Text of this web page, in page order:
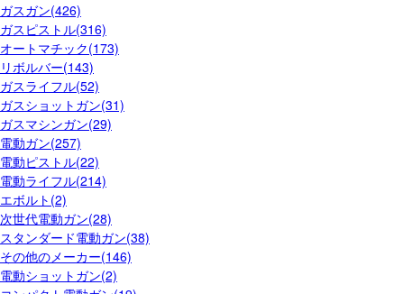
ガスガン(426)
ガスピストル(316)
オートマチック(173)
リボルバー(143)
ガスライフル(52)
ガスショットガン(31)
ガスマシンガン(29)
電動ガン(257)
電動ピストル(22)
電動ライフル(214)
エボルト(2)
次世代電動ガン(28)
スタンダード電動ガン(38)
その他のメーカー(146)
電動ショットガン(2)